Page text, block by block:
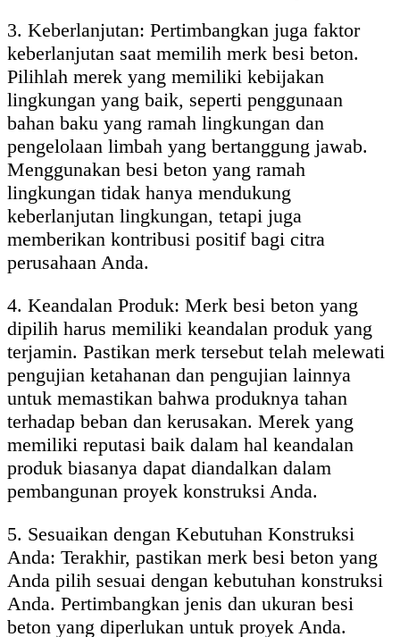
3. Keberlanjutan: Pertimbangkan juga faktor
keberlanjutan saat memilih merk besi beton.
Pilihlah merek yang memiliki kebijakan
lingkungan yang baik, seperti penggunaan
bahan baku yang ramah lingkungan dan
pengelolaan limbah yang bertanggung jawab.
Menggunakan besi beton yang ramah
lingkungan tidak hanya mendukung
keberlanjutan lingkungan, tetapi juga
memberikan kontribusi positif bagi citra
perusahaan Anda.
4. Keandalan Produk: Merk besi beton yang
dipilih harus memiliki keandalan produk yang
terjamin. Pastikan merk tersebut telah melewati
pengujian ketahanan dan pengujian lainnya
untuk memastikan bahwa produknya tahan
terhadap beban dan kerusakan. Merek yang
memiliki reputasi baik dalam hal keandalan
produk biasanya dapat diandalkan dalam
pembangunan proyek konstruksi Anda.
5. Sesuaikan dengan Kebutuhan Konstruksi
Anda: Terakhir, pastikan merk besi beton yang
Anda pilih sesuai dengan kebutuhan konstruksi
Anda. Pertimbangkan jenis dan ukuran besi
beton yang diperlukan untuk proyek Anda.